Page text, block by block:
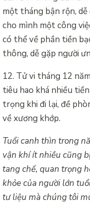
một tháng bận rộn,
cho mình một công
có thể về phần tiền
thông, dễ gặp người
12. Tử vi tháng 12
tiêu hao khá nhiều
trọng khi đi lại, đề
về xương khớp.
Tuổi canh thìn trong
vận khí ít nhiều cũng
tang chế, quan trọng
khỏe của người lớn
tư liệu mà chúng tôi